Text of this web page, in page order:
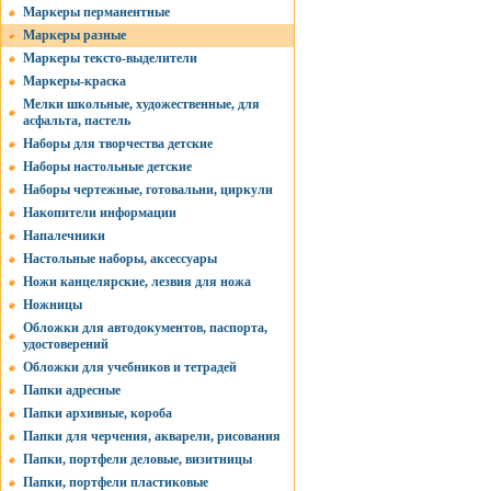
Маркеры перманентные
Маркеры разные
Маркеры тексто-выделители
Маркеры-краска
Мелки школьные, художественные, для
асфальта, пастель
Наборы для творчества детские
Наборы настольные детские
Наборы чертежные, готовальни, циркули
Накопители информации
Напалечники
Настольные наборы, аксессуары
Ножи канцелярские, лезвия для ножа
Ножницы
Обложки для автодокументов, паспорта,
удостоверений
Обложки для учебников и тетрадей
Папки адресные
Папки архивные, короба
Папки для черчения, акварели, рисования
Папки, портфели деловые, визитницы
Папки, портфели пластиковые